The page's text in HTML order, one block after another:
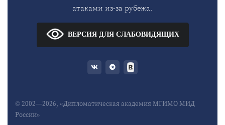
атаками из-за рубежа.
ВЕРСИЯ ДЛЯ СЛАБОВИДЯЩИХ
© 2002—2026, «Дипломатическая академия МГИМО МИД
России»